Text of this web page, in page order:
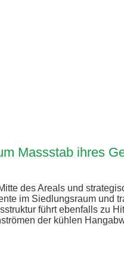
Massstab ihres
des Areals und
im Siedlungsraum und
führt ebenfalls zu
der kühlen